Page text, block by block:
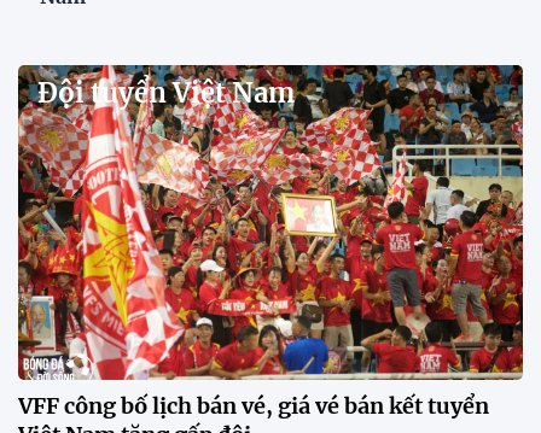
Singapore
11:22 28/07/2026
Mở bán vé trực tiếp trận sân
nhà đầu tiên của ĐT Việt Nam
tại ASEAN Cup 2026
17:17 27/07/2026
XSKT Đắk Lắk viết nên lịch sử
với chức vô địch VPL-S7
20:58 26/07/2026